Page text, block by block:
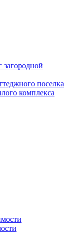
загородной
поселка
комплекса